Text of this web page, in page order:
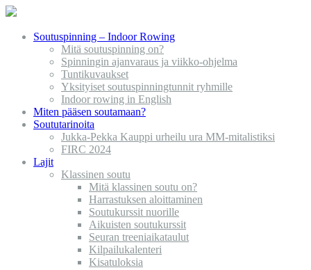
Soutuspinning – Indoor Rowing
Mitä soutuspinning on?
Spinningin ajanvaraus ja viikko-ohjelma
Tuntikuvaukset
Yksityiset soutuspinningtunnit ryhmille
Indoor rowing in English
Miten pääsen soutamaan?
Soututarinoita
Jukka-Pekka Kauppi urheilu ura MM-mitalistiksi
FIRC 2024
Lajit
Klassinen soutu
Mitä klassinen soutu on?
Harrastuksen aloittaminen
Soutukurssit nuorille
Aikuisten soutukurssit
Seuran treeniaikataulut
Kilpailukalenteri
Kisatuloksia